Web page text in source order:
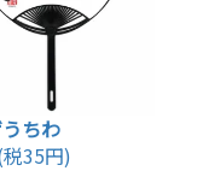
ちわ
35円)